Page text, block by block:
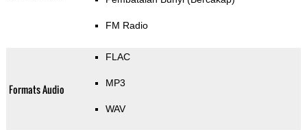
FM Radio
Formats Audio
FLAC
MP3
WAV